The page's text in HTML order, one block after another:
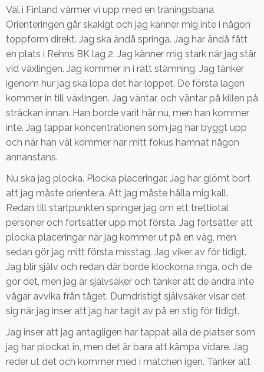
Väl i Finland värmer vi upp med en träningsbana.
Orienteringen går skakigt och jag känner mig inte i någon
toppform direkt. Jag ska ändå springa. Jag har ändå fått
en plats i Rehns BK lag 2. Jag känner mig stark när jag står
vid växlingen. Jag kommer in i rätt stämning. Jag tänker
igenom hur jag ska löpa det här loppet. De första lagen
kommer in till växlingen. Jag väntar, och väntar på killen på
sträckan innan. Han borde varit här nu, men han kommer
inte. Jag tappar koncentrationen som jag har byggt upp
och när han väl kommer har mitt fokus hamnat någon
annanstans.
Nu ska jag plocka. Plocka placeringar. Jag har glömt bort
att jag måste orientera. Att jag måste hålla mig kall.
Redan till startpunkten springer jag om ett trettiotal
personer och fortsätter upp mot första. Jag fortsätter att
plocka placeringar när jag kommer ut på en väg, men
sedan gör jag mitt första misstag. Jag viker av för tidigt.
Jag blir själv och redan där borde klockorna ringa, och de
gör det, men jag är självsäker och tänker att de andra inte
vågar avvika från tåget. Dumdristigt självsäker visar det
sig när jag inser att jag har tagit av på en stig för tidigt.
Jag inser att jag antagligen har tappat alla de platser som
jag har plockat in, men det är bara att kämpa vidare. Jag
reder ut det och kommer med i matchen igen. Tänker att